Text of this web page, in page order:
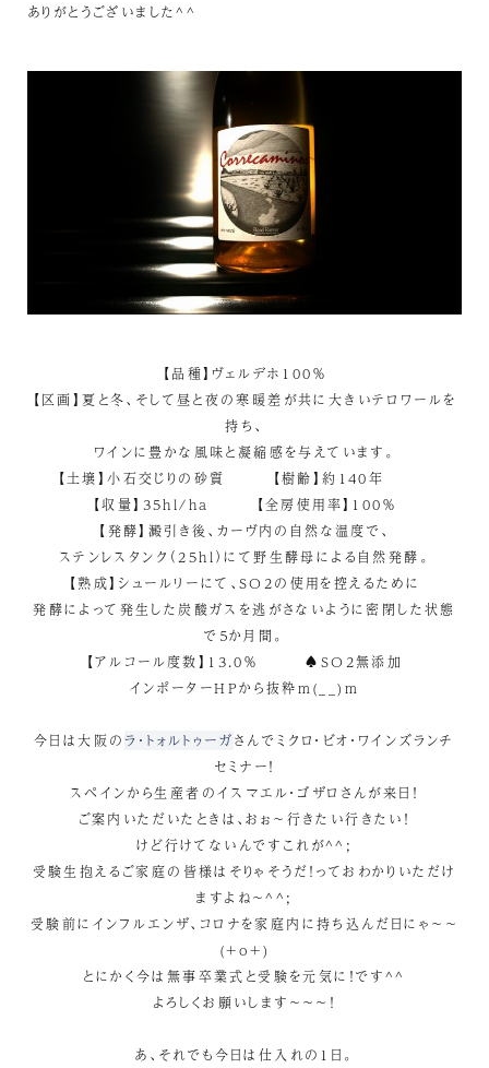
ありがとうございました^^
【品種】ヴェルデホ100％
【区画】夏と冬、そして昼と夜の寒暖差が共に大きいテロワールを
持ち、
ワインに豊かな風味と凝縮感を与えています。
【土壌】小石交じりの砂質 【樹齢】約140年
【収量】35hl/ha 【全房使用率】100％
【発酵】澱引き後、カーヴ内の自然な温度で、
ステンレスタンク（25hl）にて野生酵母による自然発酵。
【熟成】シュールリーにて、SO2の使用を控えるために
発酵によって発生した炭酸ガスを逃がさないように密閉した状態
で５か月間。
【アルコール度数】13.0％ ♠SO2無添加
インポーターHPから抜粋m(__)m
今日は大阪のラ・トォルトゥーガさんでミクロ・ビオ・ワインズランチ
セミナー！
スペインから生産者のイスマエル・ゴザロさんが来日！
ご案内いただいたときは、おぉ～行きたい行きたい！
けど行けてないんですこれが^^;
受験生抱えるご家庭の皆様はそりゃそうだ！っておわかりいただけ
ますよね～^^;
受験前にインフルエンザ、コロナを家庭内に持ち込んだ日にゃ～～
(+o+)
とにかく今は無事卒業式と受験を元気に！です^^
よろしくお願いします～～～！
あ、それでも今日は仕入れの1日。